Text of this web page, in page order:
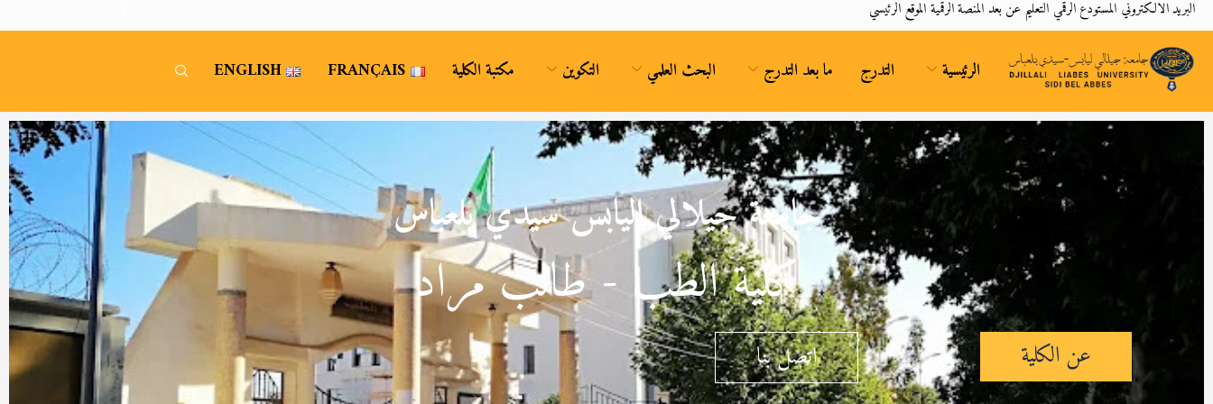
البريد الالكتروني المستودع الرقمي التعليم عن بعد المنصة الرقميةالموقع الرئيسي
الرئيسية التدرج ما بعد التدرج البحث العلمي التكوين مكتبة الكلية FRANÇAIS
ENGLISH
جامعة جيلالي اليابس سيدي بلعباس
كلية الطب - طالب مراد
عن الكلية اتصل بنا